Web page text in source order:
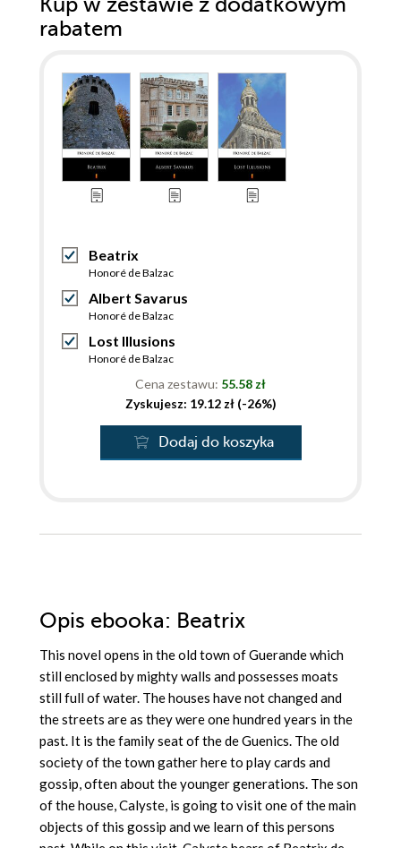
Kup w zestawie z dodatkowym
rabatem
Beatrix
Honoré de Balzac
Albert Savarus
Honoré de Balzac
Lost Illusions
Honoré de Balzac
Cena zestawu: 55.58 zł
Zyskujesz: 19.12 zł (-26%)
Dodaj do koszyka
Opis ebooka: Beatrix
This novel opens in the old town of Guerande which
still enclosed by mighty walls and possesses moats
still full of water. The houses have not changed and
the streets are as they were one hundred years in the
past. It is the family seat of the de Guenics. The old
society of the town gather here to play cards and
gossip, often about the younger generations. The son
of the house, Calyste, is going to visit one of the main
objects of this gossip and we learn of this persons